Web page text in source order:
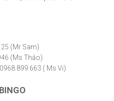
(Mr Sam)
(Ms Thảo)
( Ms Vi)